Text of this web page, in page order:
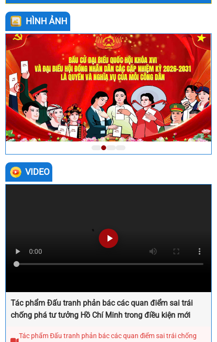
HÌNH ẢNH
VIDEO
Tác phẩm Đấu tranh phản bác các quan điểm sai trái
chống phá tư tưởng Hồ Chí Minh trong điều kiện mới
Tác phẩm Đấu tranh phản bác các quan điểm sai trái chống